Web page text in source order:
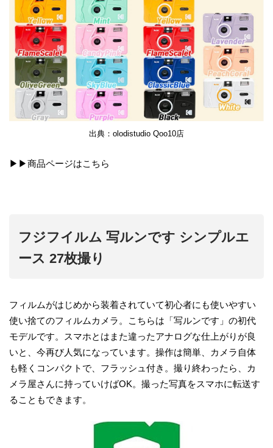
出典：olodistudio Qoo10店
▶▶商品ページはこちら
フジフイルム 写ルンです シンプルエ
ース 27枚撮り
フィルムがはじめから装着されていて初心者にも使いやすい
使い捨てのフィルムカメラ。こちらは「写ルンです」の初代
モデルです。スマホとはまた違ったアナログな仕上がりが良
いと、今再び人気になっています。操作は簡単、カメラ自体
も軽くコンパクトで、フラッシュ付き。撮り終わったら、カ
メラ屋さんに持っていけばOK。撮った写真をスマホに転送す
ることもできます。